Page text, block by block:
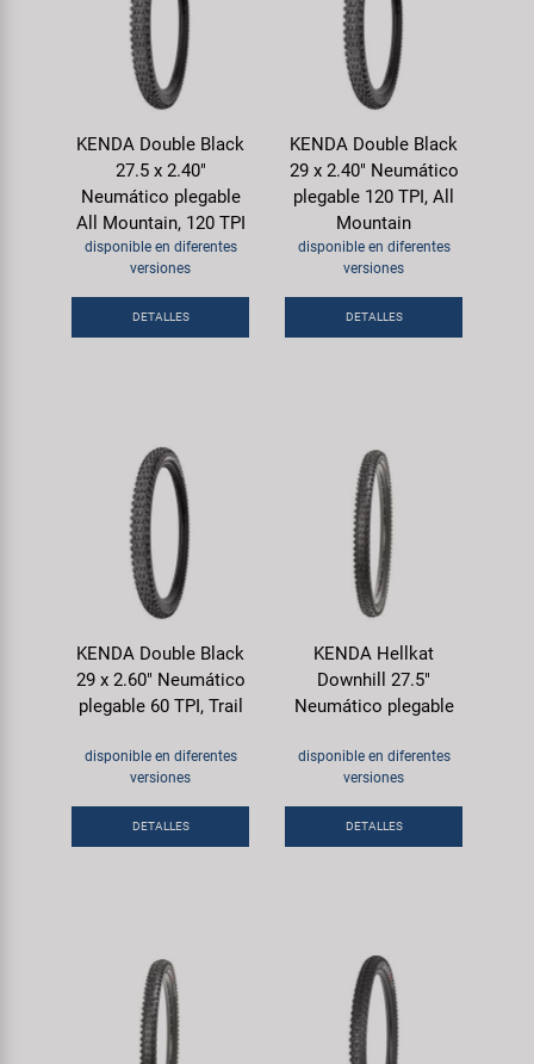
KENDA Double Black
27.5 x 2.40"
Neumático plegable
All Mountain, 120 TPI
disponible en diferentes
versiones
DETALLES
KENDA Double Black
29 x 2.40" Neumático
plegable 120 TPI, All
Mountain
disponible en diferentes
versiones
DETALLES
KENDA Double Black
29 x 2.60" Neumático
plegable 60 TPI, Trail
disponible en diferentes
versiones
DETALLES
KENDA Hellkat
Downhill 27.5"
Neumático plegable
disponible en diferentes
versiones
DETALLES